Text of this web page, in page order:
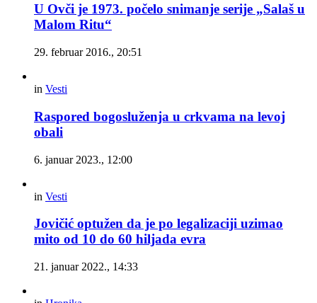
U Ovči je 1973. počelo snimanje serije „Salaš u
Malom Ritu“
29. februar 2016., 20:51
in Vesti
Raspored bogosluženja u crkvama na levoj
obali
6. januar 2023., 12:00
in Vesti
Jovičić optužen da je po legalizaciji uzimao
mito od 10 do 60 hiljada evra
21. januar 2022., 14:33